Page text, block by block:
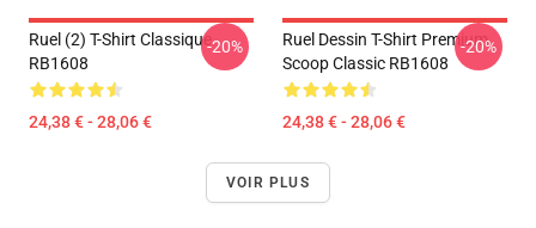
Ruel (2) T-Shirt Classique
RB1608
24,38 € - 28,06 €
-20%
Ruel Dessin T-Shirt Premium
Scoop Classic RB1608
24,38 € - 28,06 €
-20%
VOIR PLUS